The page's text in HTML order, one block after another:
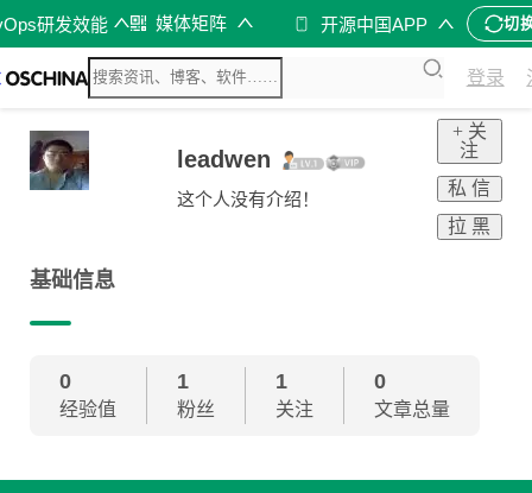
研发效能 媒体矩阵 开源中国APP 切
登录
leadwen
这个人没有介绍！
+ 关
注
私 信
拉 黑
基础信息
0
经验值
1
粉丝
1
关注
0
文章总量